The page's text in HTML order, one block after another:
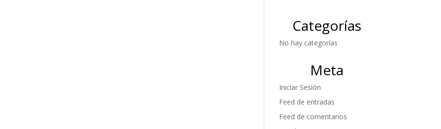
Categorías
No hay categorías
Meta
Iniciar Sesión
Feed de entradas
Feed de comentarios